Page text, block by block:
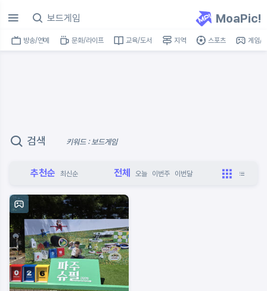
MoaPic!
방송/연예 문화/라이프 교육/도서 지역 스포츠 게임/
검색 키워드 : 보드게임
추천순 최신순 전체 오늘 이번주 이번달